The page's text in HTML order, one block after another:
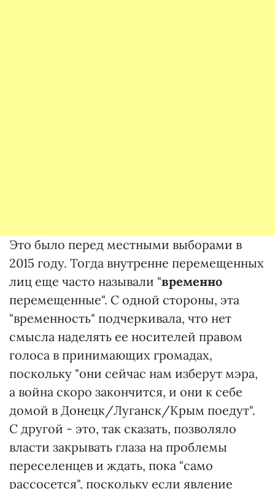
Это было перед местными выборами в
2015 году. Тогда внутренне перемещенных
лиц еще часто называли "временно
перемещенные". С одной стороны, эта
"временность" подчеркивала, что нет
смысла наделять ее носителей правом
голоса в принимающих громадах,
поскольку "они сейчас нам изберут мэра,
а война скоро закончится, и они к себе
домой в Донецк/Луганск/Крым поедут".
С другой - это, так сказать, позволяло
власти закрывать глаза на проблемы
переселенцев и ждать, пока "само
рассосется", поскольку если явление